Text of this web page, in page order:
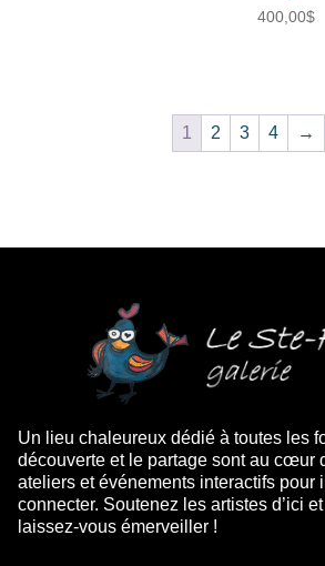
400,00$
1 2 3 4 →
Un lieu chaleureux dédié à toutes les
découverte et le partage sont au cœur
ateliers et événements interactifs pour
connecter. Soutenez les artistes d’ici
laissez-vous émerveiller !